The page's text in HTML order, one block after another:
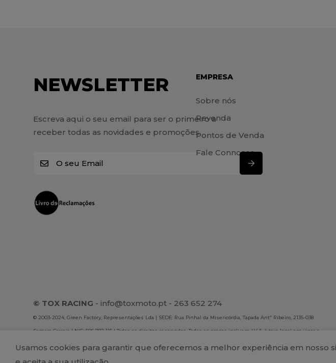
NEWSLETTER
Escreva aqui o seu email para ser o primeiro a
receber todas as novidades e promoções.
EMPRESA
Sobre nós
Revenda
Pontos de Venda
Fale Connosco
© TOX RACING - info@toxmoto.pt - 263 652 274
© 2003-2024, Green Factory, Representações Lda | SEDE: Rua Pinhal da Misericórdia, Tapada Antº Ribeiro, 2135-038
Samora Correia | NIF: 506 782 115 | Todos os direitos reservados. Todos os preços incluem I.V.A. à taxa legal em vigor e
são exclusivos da loja online. A Green Factory, Representações Lda não se responsabiliza por eventuais erros
Usamos cookies para garantir que oferecemos a melhor experiência em nosso